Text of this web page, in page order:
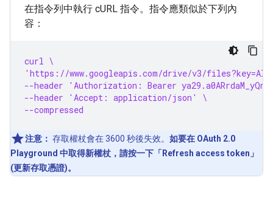
在指令列中執行 cURL 指令。指令應類似於下列內
容：
curl \
'https://www.googleapis.com/drive/v3/
--header 'Authorization: Bearer
--header 'Accept: application/json' \
--compressed
注意： 存取權杖會在 3600 秒後失效。 如要在 OAuth 2.0
Playground 中取得新權杖，請按一下「Refresh access token」
(更新存取憑證)。